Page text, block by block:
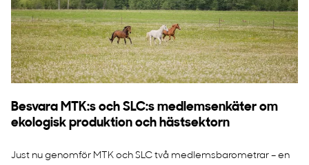
Besvara MTK:s och SLC:s medlemsenkäter om
ekologisk produktion och hästsektorn
Just nu genomför MTK och SLC två medlemsbarometrar – en